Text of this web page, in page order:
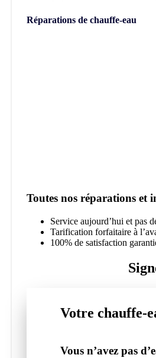
Réparations de chauffe-eau
Toutes nos réparations et
Service aujourd’hui et pas
Tarification forfaitaire à
100% de satisfaction
Votre chauffe-
Vous n’avez pas